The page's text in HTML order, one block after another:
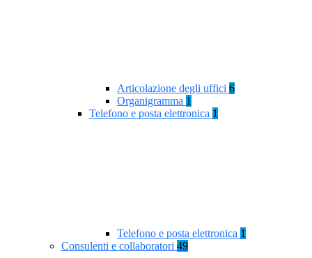
Articolazione degli uffici 6
Organigramma 1
Telefono e posta elettronica 1
Telefono e posta elettronica 1
Consulenti e collaboratori 49